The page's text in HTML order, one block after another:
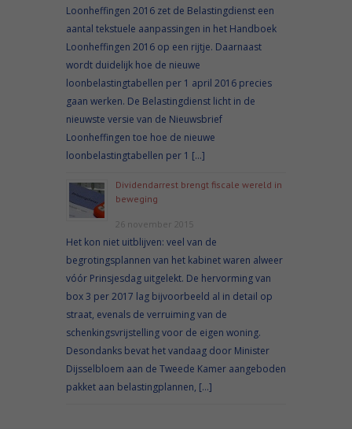
Loonheffingen 2016 zet de Belastingdienst een
aantal tekstuele aanpassingen in het Handboek
Loonheffingen 2016 op een rijtje. Daarnaast
wordt duidelijk hoe de nieuwe
loonbelastingtabellen per 1 april 2016 precies
gaan werken. De Belastingdienst licht in de
nieuwste versie van de Nieuwsbrief
Loonheffingen toe hoe de nieuwe
loonbelastingtabellen per 1 […]
Dividendarrest brengt fiscale wereld in
beweging
26 november 2015
Het kon niet uitblijven: veel van de
begrotingsplannen van het kabinet waren alweer
vóór Prinsjesdag uitgelekt. De hervorming van
box 3 per 2017 lag bijvoorbeeld al in detail op
straat, evenals de verruiming van de
schenkingsvrijstelling voor de eigen woning.
Desondanks bevat het vandaag door Minister
Dijsselbloem aan de Tweede Kamer aangeboden
pakket aan belastingplannen, […]